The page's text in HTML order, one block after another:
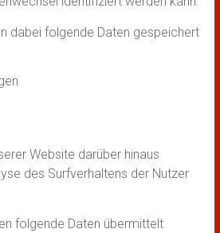
dabei folgende Daten gespeichert
Website darüber hinaus
des Surfverhaltens der Nutzer
folgende Daten übermittelt